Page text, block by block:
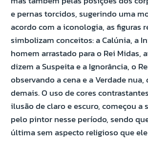
e pernas torcidos, sugerindo uma
acordo com a iconologia, as figuras
simbolizam conceitos: a Calúnia, a
homem arrastado para o Rei Midas,
dizem a Suspeita e a Ignorância, o
observando a cena e a Verdade
demais. O uso de cores
ilusão de claro e escuro, começou a
pelo pintor nesse período, sendo
última sem aspecto religioso que